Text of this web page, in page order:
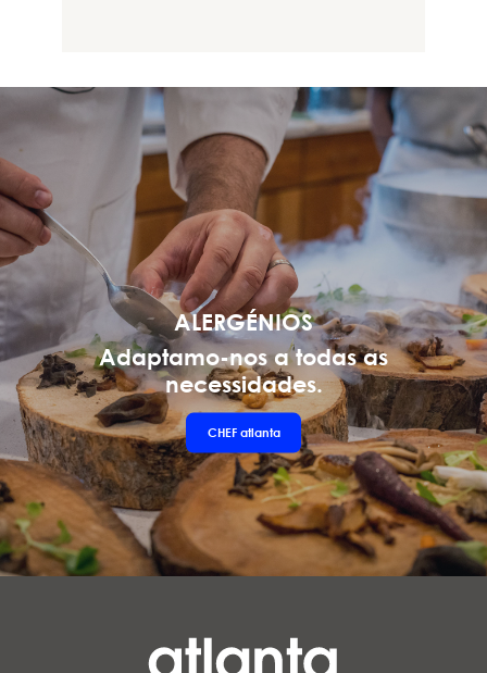
ALERGÉNIOS
Adaptamo-nos a todas as
necessidades.
CHEF atlanta